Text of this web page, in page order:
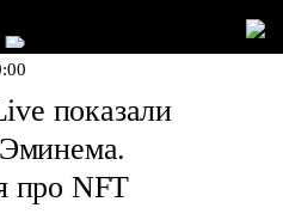
показали
про NFT